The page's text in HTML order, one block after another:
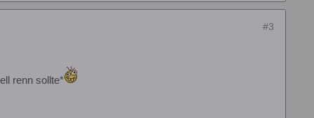
#3
renn sollte*